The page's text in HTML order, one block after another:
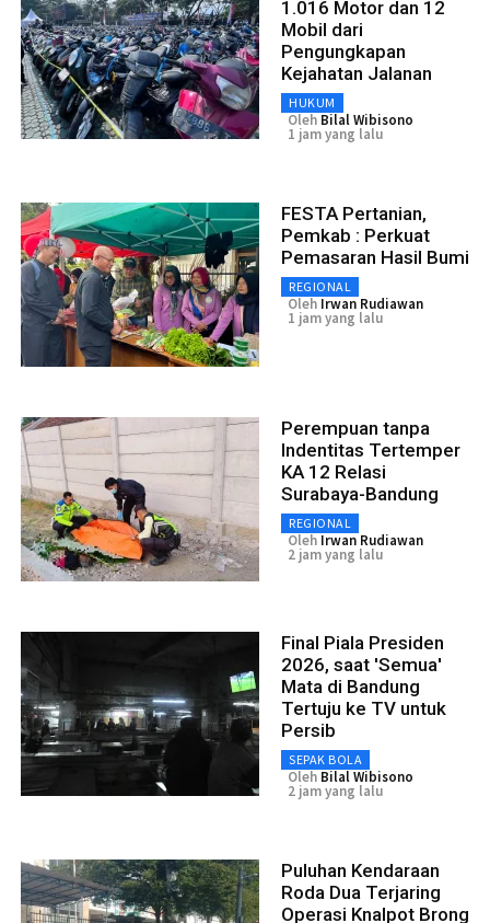
1.016 Motor dan 12
Mobil dari
Pengungkapan
Kejahatan Jalanan
HUKUM
Oleh Bilal Wibisono
1 jam yang lalu
FESTA Pertanian,
Pemkab : Perkuat
Pemasaran Hasil Bumi
REGIONAL
Oleh Irwan Rudiawan
1 jam yang lalu
Perempuan tanpa
Indentitas Tertemper
KA 12 Relasi
Surabaya-Bandung
REGIONAL
Oleh Irwan Rudiawan
2 jam yang lalu
Final Piala Presiden
2026, saat 'Semua'
Mata di Bandung
Tertuju ke TV untuk
Persib
SEPAK BOLA
Oleh Bilal Wibisono
2 jam yang lalu
Puluhan Kendaraan
Roda Dua Terjaring
Operasi Knalpot Brong